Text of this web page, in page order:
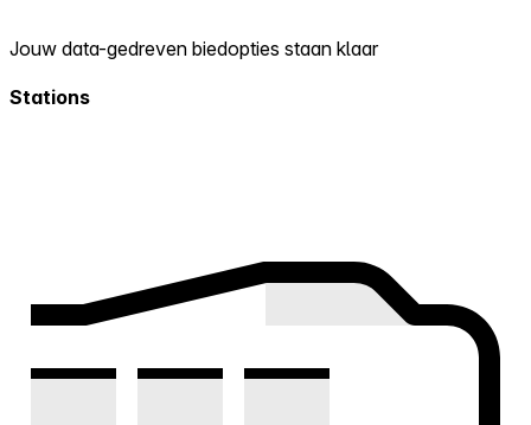
Jouw data-gedreven biedopties staan klaar
Stations